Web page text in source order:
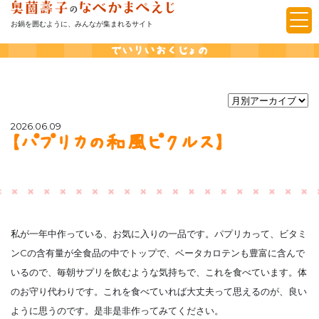
お鍋を囲むように、みんなが集まれるサイト
でいりいおくじょの
2026.06.09
【パプリカの和風ピクルス】
私が一年中作っている、お気に入りの一品です。パプリカって、ビタミ
ンCの含有量が全食品の中でトップで、ベータカロテンも豊富に含んで
いるので、毎朝サプリを飲むような気持ちで、これを食べています。体
のお守り代わりです。これを食べていれば大丈夫って思えるのが、良い
ように思うのです。是非是非作ってみてください。